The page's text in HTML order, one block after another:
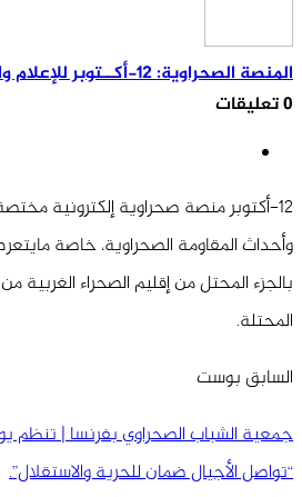
المنصة الصحراوية: 12-أكــتوبر للإعلام والتواصل
0 تعليقات
12-أكتوبر منصة صحراوية إلكترونية
وأحداث المقاومة الصحراوية، خاصة
بالجزء المحتل من إقليم الصحراء الغربية
المحتلة.
السابق بوست
جمعية الشباب الصحراوي بفرنسا | تنظم
“تواصل الأجيال ضمان للحرية والاستقلال”.